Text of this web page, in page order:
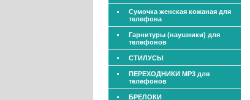
Сумочка женская кожаная для
телефона
Гарнитуры (наушники) для
телефонов
СТИЛУСЫ
ПЕРЕХОДНИКИ МР3 для
телефонов
БРЕЛОКИ